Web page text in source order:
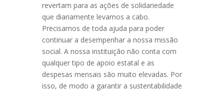
revertam para as ações de solidariedade
que diariamente levamos a cabo.
Precisamos de toda ajuda para poder
continuar a desempenhar a nossa missão
social. A nossa instituição não conta com
qualquer tipo de apoio estatal e as
despesas mensais são muito elevadas. Por
isso, de modo a garantir a sustentabilidade